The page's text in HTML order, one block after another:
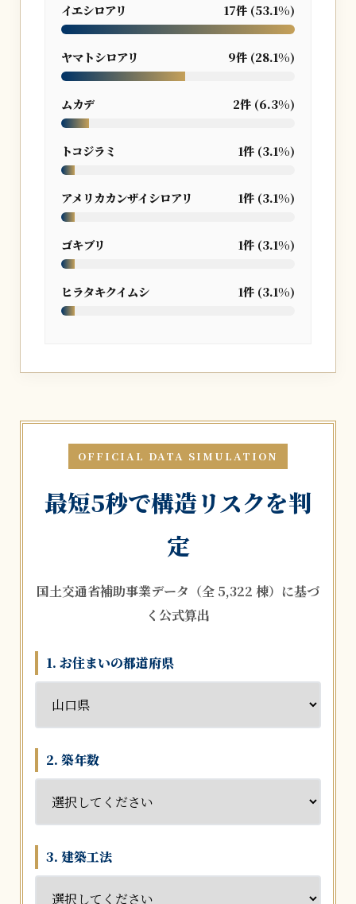
イエシロアリ 17件 (53.1%)
ヤマトシロアリ 9件 (28.1%)
ムカデ 2件 (6.3%)
トコジラミ 1件 (3.1%)
アメリカカンザイシロアリ 1件 (3.1%)
ゴキブリ 1件 (3.1%)
ヒラタキクイムシ 1件 (3.1%)
OFFICIAL DATA SIMULATION
最短5秒で構造リスクを判
定
国土交通省補助事業データ（全 5,322 棟）に基づ
く公式算出
1. お住まいの都道府県
2. 築年数
3. 建築工法